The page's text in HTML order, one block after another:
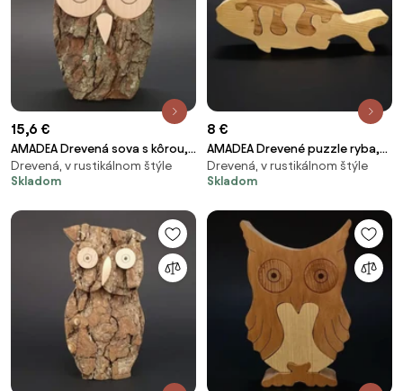
15,6 €
AMADEA Drevená sova s kôrou,
masívne drevo, výška 15 cm
Drevená, v rustikálnom štýle
Skladom
8 €
AMADEA Drevené puzzle ryba,
masívne drevo dvoch druhov
drevín, 19 cm
Drevená, v rustikálnom štýle
Skladom